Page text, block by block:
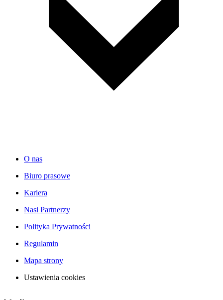
O nas
Biuro prasowe
Kariera
Nasi Partnerzy
Polityka Prywatności
Regulamin
Mapa strony
Ustawienia cookies